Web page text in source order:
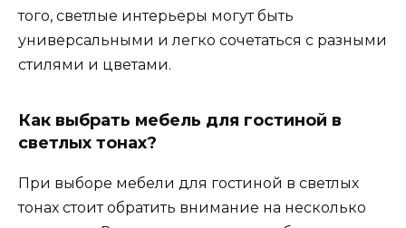
того, светлые интерьеры могут быть
универсальными и легко сочетаться с разными
стилями и цветами.
Как выбрать мебель для гостиной в
светлых тонах?
При выборе мебели для гостиной в светлых
тонах стоит обратить внимание на несколько